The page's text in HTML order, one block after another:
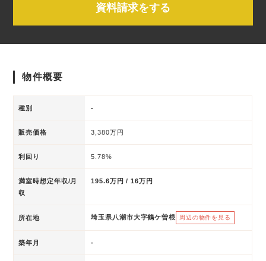
資料請求をする
物件概要
種別 -
販売価格 3,380万円
利回り 5.78%
満室時想定年収/月
収
195.6万円 / 16万円
所在地 埼玉県八潮市大字鶴ケ曽根 周辺の物件を見る
築年月 -